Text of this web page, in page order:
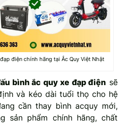
điện chính hãng tại Ắc Quy Việt Nhật
bình ắc quy xe đạp điện sẽ
và kéo dài tuổi thọ cho hệ
cần thay bình acquy mới,
sản phẩm chính hãng, chất